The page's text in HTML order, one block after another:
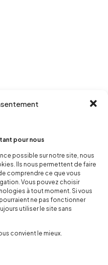
pour nous
possible sur notre site, nous
Ils nous permettent de faire
comprendre ce que vous
Vous pouvez choisir
à tout moment. Si vous
ne pas fonctionner
utiliser le site sans
convient le mieux.